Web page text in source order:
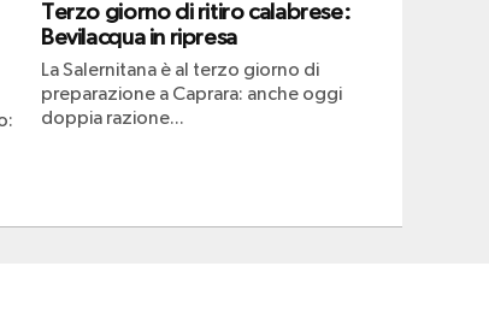
Terzo giorno di ritiro calabrese:
Bevilacqua in ripresa
La Salernitana è al terzo giorno di
preparazione a Caprara: anche oggi
doppia razione...